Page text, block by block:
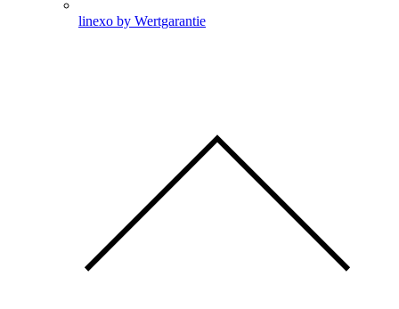
linexo by Wertgarantie